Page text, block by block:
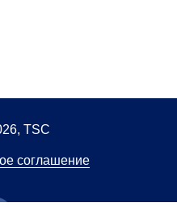
TSC
соглашение